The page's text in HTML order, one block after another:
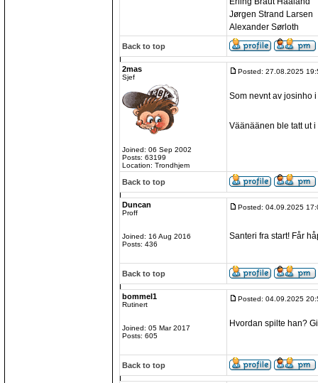
Jørgen Strand Larsen
Alexander Sørloth
Back to top
2mas
Sjef
Joined: 06 Sep 2002
Posts: 63199
Location: Trondhjem
Posted: 27.08.2025
Som nevnt av josinho i
Väänäänen ble tatt ut i
Back to top
Duncan
Proff
Joined: 16 Aug 2016
Posts: 436
Posted: 04.09.2025
Santeri fra start! Får
Back to top
bommel1
Rutinert
Joined: 05 Mar 2017
Posts: 605
Posted: 04.09.2025
Hvordan spilte han?
Back to top